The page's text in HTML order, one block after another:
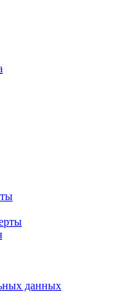
данных